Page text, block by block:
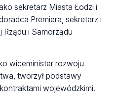
sekretarz Miasta Łodzi i
Premiera, sekretarz i
Rządu i Samorządu
wiceminister rozwoju
tworzył podstawy
wojewódzkimi.